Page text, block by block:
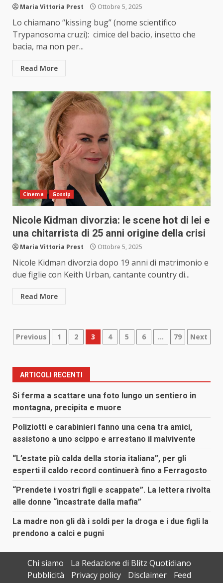
Maria Vittoria Prest Ottobre 5, 2025
Lo chiamano “kissing bug” (nome scientifico
Trypanosoma cruzi): cimice del bacio, insetto che
bacia, ma non per...
Read More
Cinema Gossip
Nicole Kidman divorzia: le scene hot di lei e
una chitarrista di 25 anni origine della crisi
Maria Vittoria Prest Ottobre 5, 2025
Nicole Kidman divorzia dopo 19 anni di matrimonio e
due figlie con Keith Urban, cantante country di...
Read More
Paginazione
articoli
Previous 1 2 3 4 5 6 … 79 Next
ARTICOLI RECENTI
Si ferma a scattare una foto lungo un sentiero in
montagna, precipita e muore
Poliziotti e carabinieri fanno una cena tra amici,
assistono a uno scippo e arrestano il malvivente
“L’estate più calda della storia italiana”, per gli
esperti il caldo record continuerà fino a Ferragosto
“Prendete i vostri figli e scappate”. La lettera rivolta
alle donne “incastrate dalla mafia”
La madre non gli dà i soldi per la droga e i due figli la
prendono a calci e pugni
Chi siamo
La Redazione di Blitz Quotidiano
Pubblicità
Privacy policy Disclaimer Feed